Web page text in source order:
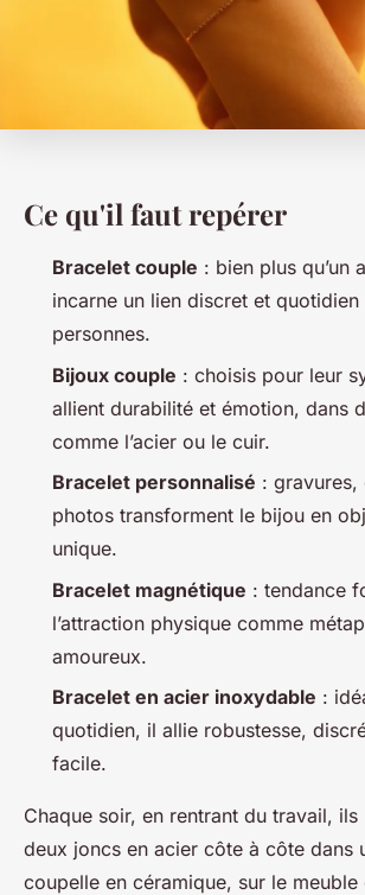
Ce qu'il faut repérer
Bracelet couple : bien plus qu’un
incarne un lien discret et quotidien
personnes.
Bijoux couple : choisis pour leur
allient durabilité et émotion, dans
comme l’acier ou le cuir.
Bracelet personnalisé :
photos transforment le bijou en
unique.
Bracelet magnétique : tendance
l’attraction physique comme
amoureux.
Bracelet en acier inoxydable :
quotidien, il allie robustesse,
facile.
Chaque soir, en rentrant du travail, ils
deux joncs en acier côte à côte dans
coupelle en céramique, sur le meuble